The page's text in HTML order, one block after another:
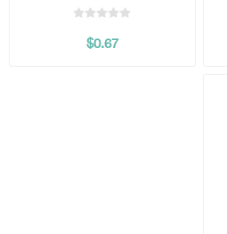
$0.67